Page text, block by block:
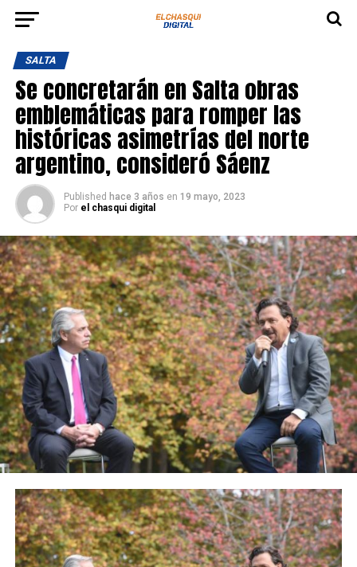
SALTA
Se concretarán en Salta obras
emblemáticas para romper las
históricas asimetrías del norte
argentino, consideró Sáenz
Published hace 3 años en 19 mayo, 2023
Por el chasqui digital